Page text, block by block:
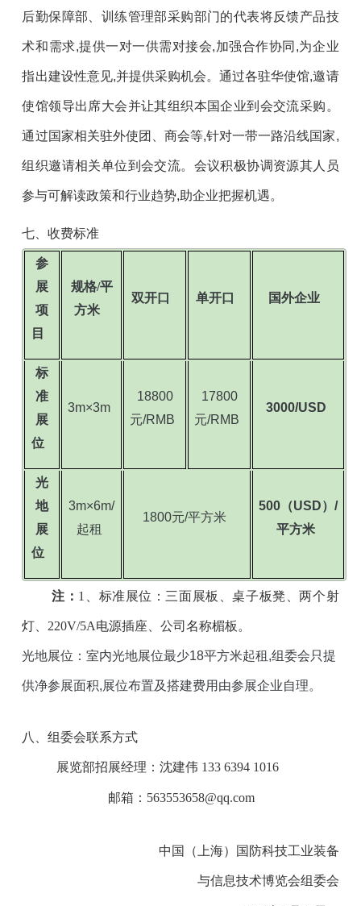
后勤保障部、训练管理部采购部门的代表将反馈产品技
术和需求,提供一对一供需对接会,加强合作协同,为企业
指出建设性意见,并提供采购机会。通过各驻华使馆,邀请
使馆领导出席大会并让其组织本国企业到会交流采购。
通过国家相关驻外使团、商会等,针对一带一路沿线国家,
组织邀请相关单位到会交流。会议积极协调资源其人员
参与可解读政策和行业趋势,助企业把握机遇。
七、收费标准
参
展
项
目
规格/平
方米
双开口 单开口 国外企业
标
准
展
位
3m×3m
18800
元/RMB
17800
元/RMB
3000/USD
光
地
展
位
3m×6m/
起租
1800元/平方米
500（USD）/
平方米
注： 1、标准展位：三面展板、桌子板凳、两个射
灯、220V/5A电源插座、公司名称楣板。
光地展位：室内光地展位最少18平方米起租,组委会只提
供净参展面积,展位布置及搭建费用由参展企业自理。
八、组委会联系方式
展览部招展经理：沈建伟 133 6394 1016
邮箱：563553658@qq.com
中国（上海）国防科技工业装备
与信息技术博览会组委会